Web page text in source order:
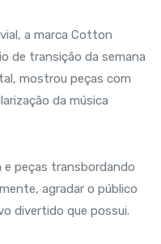
a marca Cotton
de transição da semana
mostrou peças com
da música
e peças transbordando
agradar o público
divertido que possui.